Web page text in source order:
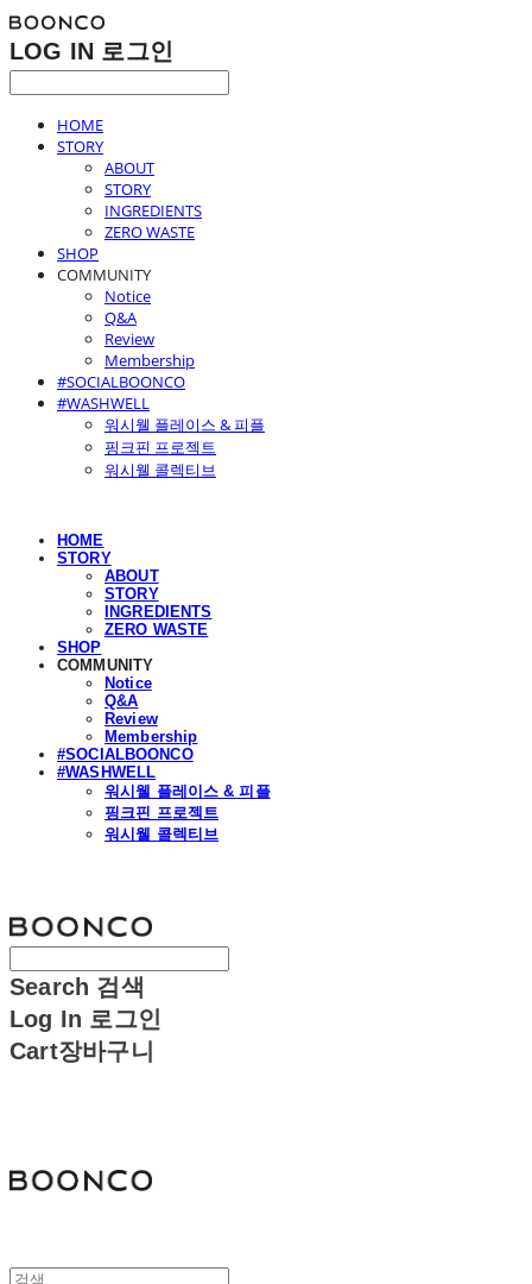
LOG IN 로그인
HOME
STORY
ABOUT
STORY
INGREDIENTS
ZERO WASTE
SHOP
COMMUNITY
Notice
Q&A
Review
Membership
#SOCIALBOONCO
#WASHWELL
워시웰 플레이스 & 피플
핑크핀 프로젝트
워시웰 콜렉티브
HOME
STORY
ABOUT
STORY
INGREDIENTS
ZERO WASTE
SHOP
COMMUNITY
Notice
Q&A
Review
Membership
#SOCIALBOONCO
#WASHWELL
워시웰 플레이스 & 피플
핑크핀 프로젝트
워시웰 콜렉티브
Search 검색
Log In 로그인
Cart장바구니